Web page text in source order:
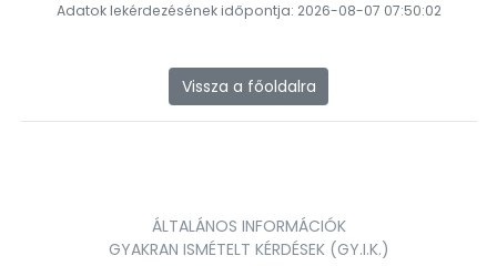
Adatok lekérdezésének időpontja: 2026-08-07 07:50:02
Vissza a főoldalra
ÁLTALÁNOS INFORMÁCIÓK
GYAKRAN ISMÉTELT KÉRDÉSEK (GY.I.K.)